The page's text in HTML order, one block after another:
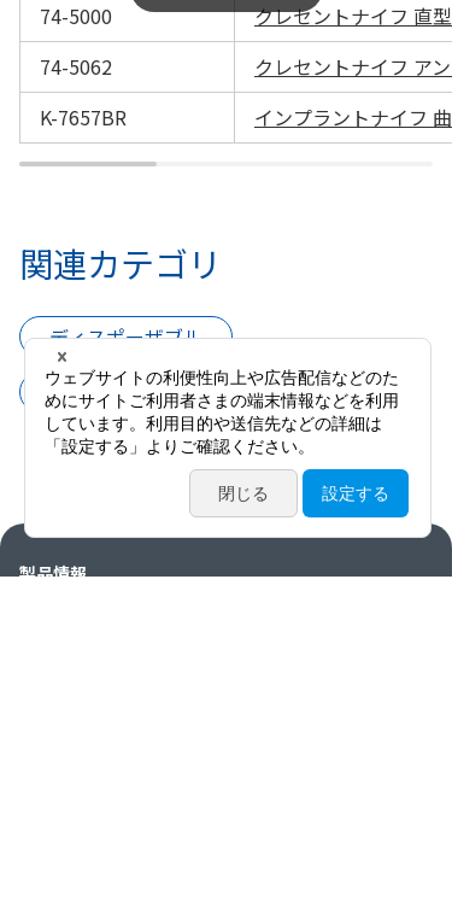
74-5000
クレセントナイフ 直
74-5062
クレセントナイフ ア
K-7657BR
インプラントナイフ
関連カテゴリ
ディスポーザブル
サージカルナイフ
ハンドル
製品情報